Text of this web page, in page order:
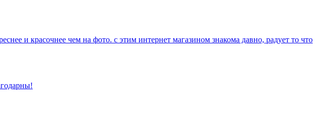
и красочнее чем на фото. с этим интернет магазином знакома давно, радует то что